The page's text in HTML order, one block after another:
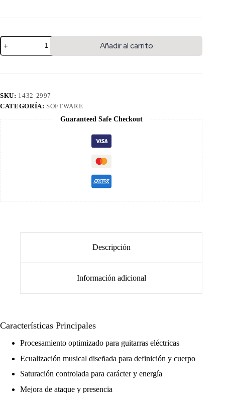
Añadir al carrito
SKU: 1432-2997
CATEGORÍA: SOFTWARE
Guaranteed Safe Checkout
Descripción
Información adicional
Características Principales
Procesamiento optimizado para guitarras eléctricas
Ecualización musical diseñada para definición y cuerpo
Saturación controlada para carácter y energía
Mejora de ataque y presencia